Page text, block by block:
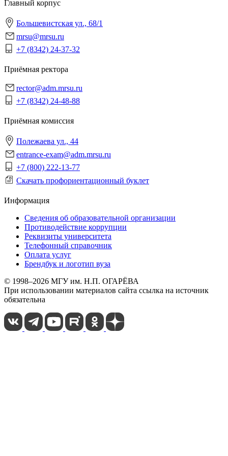
Главный корпус
Большевистская ул., 68/1
mrsu@mrsu.ru
+7 (8342) 24-37-32
Приёмная ректора
rector@adm.mrsu.ru
+7 (8342) 24-48-88
Приёмная комиссия
Полежаева ул., 44
entrance-exam@adm.mrsu.ru
+7 (800) 222-13-77
Скачать профориентационный буклет
Информация
Сведения об образовательной организации
Противодействие коррупции
Реквизиты университета
Телефонный справочник
Оплата услуг
Брендбук и логотип вуза
© 1998–2026 МГУ им. Н.П. ОГАРЁВА
При использовании материалов сайта ссылка на источник
обязательна